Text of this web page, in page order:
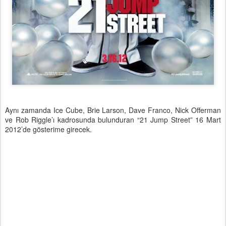
Aynı zamanda Ice Cube, Brie Larson, Dave Franco, Nick Offerman
ve Rob Riggle’ı kadrosunda bulunduran “21 Jump Street” 16 Mart
2012’de gösterime girecek.